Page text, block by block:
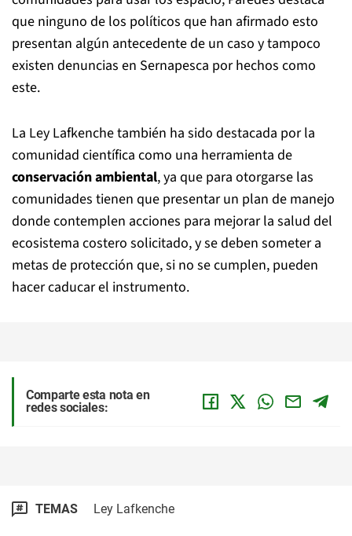
que ninguno de los políticos que han afirmado esto
presentan algún antecedente de un caso y tampoco
existen denuncias en Sernapesca por hechos como
este.
La Ley Lafkenche también ha sido destacada por la
comunidad científica como una herramienta de
conservación ambiental, ya que para otorgarse las
comunidades tienen que presentar un plan de manejo
donde contemplen acciones para mejorar la salud del
ecosistema costero solicitado, y se deben someter a
metas de protección que, si no se cumplen, pueden
hacer caducar el instrumento.
Comparte esta nota en
redes sociales:
TEMAS Ley Lafkenche